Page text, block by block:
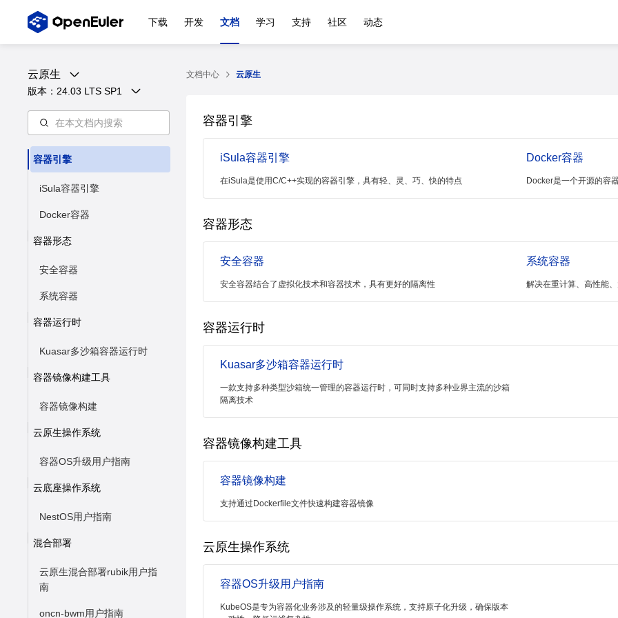
下载 开发 文档 学习 支持 社区 动态
云原生
版本： 24.03 LTS SP1
容器引擎
iSula容器引擎
Docker容器
容器形态
安全容器
系统容器
容器运行时
Kuasar多沙箱容器运行时
容器镜像构建工具
容器镜像构建
云原生操作系统
容器OS升级用户指南
云底座操作系统
NestOS用户指南
混合部署
云原生混合部署rubik用户指
南
oncn-bwm用户指南
文档中心 云原生
容器引擎
iSula容器引擎
在iSula是使用C/C++实现的容器引擎，具有轻、灵、巧、快的特点
Docker容器
Docker是一个开源的容
容器形态
安全容器
安全容器结合了虚拟化技术和容器技术，具有更好的隔离性
系统容器
解决在重计算、高性能
容器运行时
Kuasar多沙箱容器运行时
一款支持多种类型沙箱统一管理的容器运行时，可同时支持多种业界主流的沙箱
隔离技术
容器镜像构建工具
容器镜像构建
支持通过Dockerfile文件快速构建容器镜像
云原生操作系统
容器OS升级用户指南
KubeOS是专为容器化业务涉及的轻量级操作系统，支持原子化升级，确保版本